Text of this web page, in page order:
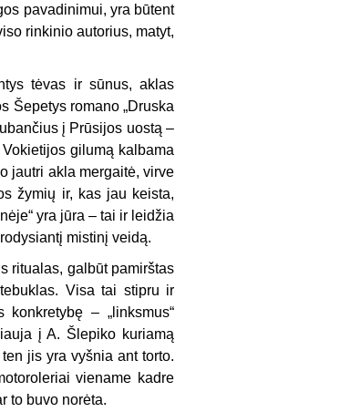
pavadinimui, yra būtent
rinkinio autorius, matyt,
tėvas ir sūnus, aklas
Šepetys romano „Druska
į Prūsijos uostą –
gilumą kalbama
jautri akla mergaitė, virve
žymių ir, kas jau keista,
yra jūra – tai ir leidžia
mistinį veidą.
ritualas, galbūt pamirštas
Visa tai stipru ir
– „linksmus“
į A. Šlepiko kuriamą
jis yra vyšnia ant torto.
viename kadre
to buvo norėta.